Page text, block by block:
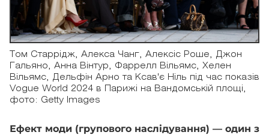
Том Старрідж, Алекса Чанг, Алексіс Роше, Джон
Гальяно, Анна Вінтур, Фаррелл Вільямс, Хелен
Вільямс, Дельфін Арно та Ксав'є Ніль під час показів
Vogue World 2024 в Парижі на Вандомській площі,
фото: Getty Images
Ефект моди (групового наслідування) — один з